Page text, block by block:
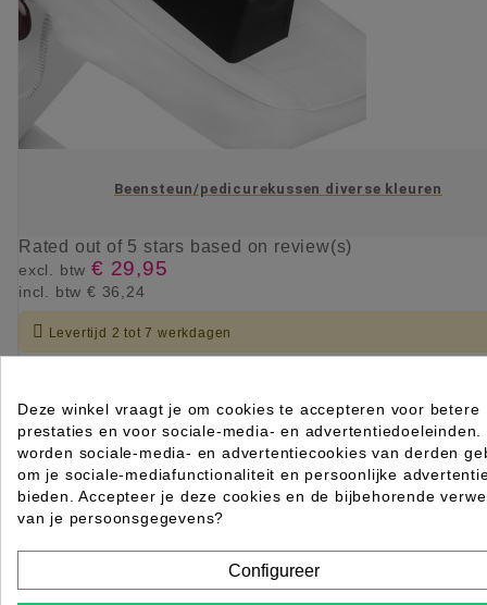
Beensteun/pedicurekussen diverse kleuren
Rated out of 5 stars based on review(s)
excl. btw € 29,95
incl. btw € 36,24
 Levertijd 2 tot 7 werkdagen
Deze winkel vraagt je om cookies te accepteren voor betere
prestaties en voor sociale-media- en advertentiedoeleinden.
worden sociale-media- en advertentiecookies van derden
om je sociale-mediafunctionaliteit en persoonlijke
bieden. Accepteer je deze cookies en de bijbehorende
van je persoonsgegevens?
Configureer